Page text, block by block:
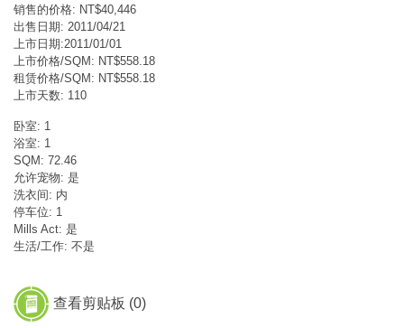
销售的价格: NT$40,446
出售日期: 2011/04/21
上市日期:2011/01/01
上市价格/SQM: NT$558.18
租赁价格/SQM: NT$558.18
上市天数: 110
卧室: 1
浴室: 1
SQM: 72.46
允许宠物: 是
洗衣间: 内
停车位: 1
Mills Act: 是
生活/工作: 不是
查看剪贴板 (0)